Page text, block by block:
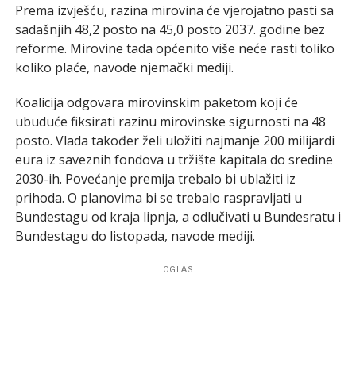
Prema izvješću, razina mirovina će vjerojatno pasti sa
sadašnjih 48,2 posto na 45,0 posto 2037. godine bez
reforme. Mirovine tada općenito više neće rasti toliko
koliko plaće, navode njemački mediji.
Koalicija odgovara mirovinskim paketom koji će
ubuduće fiksirati razinu mirovinske sigurnosti na 48
posto. Vlada također želi uložiti najmanje 200 milijardi
eura iz saveznih fondova u tržište kapitala do sredine
2030-ih. Povećanje premija trebalo bi ublažiti iz
prihoda. O planovima bi se trebalo raspravljati u
Bundestagu od kraja lipnja, a odlučivati u Bundesratu i
Bundestagu do listopada, navode mediji.
OGLAS